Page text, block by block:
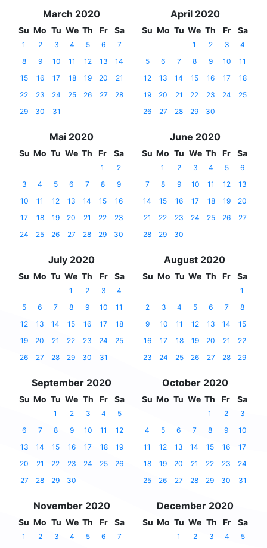
March 2020
Su Mo Tu We Th Fr Sa
1 2 3 4 5 6
7
8
9 10 11 12 13
14
15
16 17 18 19 20
21
22
23 24 25 26 27
28
29
30 31
April 2020
Su Mo Tu We Th Fr Sa
1 2 3
4
5
6 7 8 9 10
11
12
13 14 15 16 17
18
19
20 21 22 23 24
25
26
27 28 29 30
Mai 2020
Su Mo Tu We Th Fr Sa
1
2
3
4 5 6 7 8
9
10
11 12 13 14 15
16
17
18 19 20 21 22
23
24
25 26 27 28 29 30
June 2020
Su Mo Tu We Th Fr Sa
1 2 3 4 5
6
7
8 9 10 11 12
13
14
15 16 17 18 19
20
21
22 23 24 25 26
27
28
29 30
July 2020
Su Mo Tu We Th Fr Sa
1 2 3
4
5
6 7 8 9 10
11
12
13 14 15 16 17
18
19
20 21 22 23 24
25
26
27 28 29 30 31
August 2020
Su Mo Tu We Th Fr Sa
1
2
3 4 5 6 7
8
9
10 11 12 13 14
15
16
17 18 19 20 21
22
23
24 25 26 27 28 29
September 2020
Su Mo Tu We Th Fr Sa
1 2 3 4
5
6
7 8 9 10 11
12
13
14 15 16 17 18
19
20
21 22 23 24 25
26
27
28 29 30
October 2020
Su Mo Tu We Th Fr Sa
1 2
3
4
5 6 7 8 9
10
11
12 13 14 15 16
17
18
19 20 21 22 23
24
25
26 27 28 29 30 31
November 2020
Su Mo Tu We Th Fr Sa
1 2 3 4 5 6
7
December 2020
Su Mo Tu We Th Fr Sa
1 2 3 4
5